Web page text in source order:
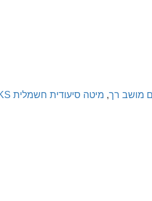
מושב רך, מיטה סיעודית חשמלית AKS